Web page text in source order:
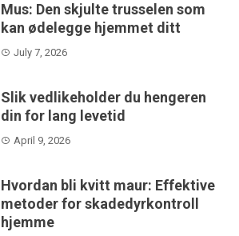
Mus: Den skjulte trusselen som
kan ødelegge hjemmet ditt
July 7, 2026
Slik vedlikeholder du hengeren
din for lang levetid
April 9, 2026
Hvordan bli kvitt maur: Effektive
metoder for skadedyrkontroll
hjemme